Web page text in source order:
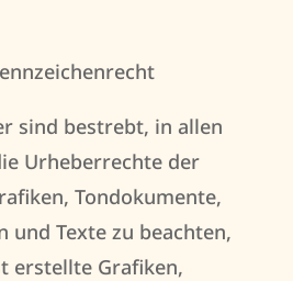
sind bestrebt, in allen
Urheberrechte der
Tondokumente,
und Texte zu beachten,
erstellte Grafiken,